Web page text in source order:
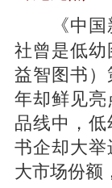
《中
社曾是低幼
益智图书
年却鲜见
品线中，
书企却大
大市场份额